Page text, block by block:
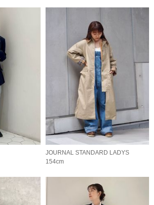
JOURNAL STANDARD LADYS
154cm